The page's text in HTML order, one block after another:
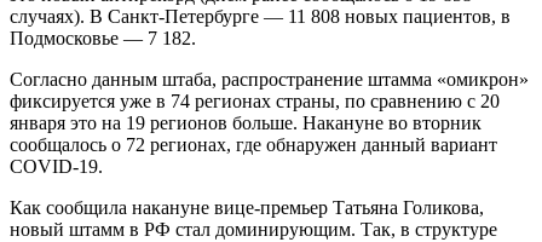
случаях). В Санкт-Петербурге — 11 808 новых пациентов, в
Подмосковье — 7 182.
Согласно данным штаба, распространение штамма «омикрон»
фиксируется уже в 74 регионах страны, по сравнению с 20
января это на 19 регионов больше. Накануне во вторник
сообщалось о 72 регионах, где обнаружен данный вариант
COVID-19.
Как сообщила накануне вице-премьер Татьяна Голикова,
новый штамм в РФ стал доминирующим. Так, в структуре